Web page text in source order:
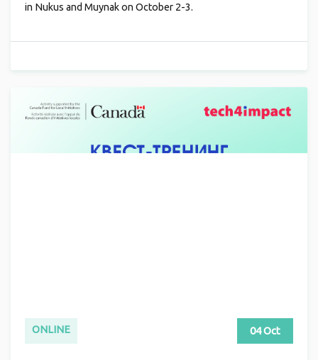
in Nukus and Muynak on October 2-3.
ONLINE 04 Oct